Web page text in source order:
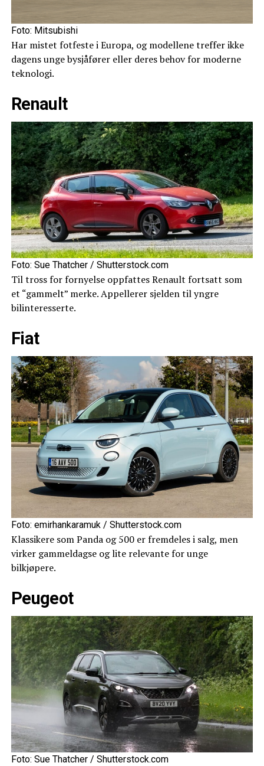
Foto: Mitsubishi
Har mistet fotfeste i Europa, og modellene treffer ikke
dagens unge bysjåfører eller deres behov for moderne
teknologi.
Renault
Foto: Sue Thatcher / Shutterstock.com
Til tross for fornyelse oppfattes Renault fortsatt som
et “gammelt” merke. Appellerer sjelden til yngre
bilinteresserte.
Fiat
Foto: emirhankaramuk / Shutterstock.com
Klassikere som Panda og 500 er fremdeles i salg, men
virker gammeldagse og lite relevante for unge
bilkjøpere.
Peugeot
Foto: Sue Thatcher / Shutterstock.com